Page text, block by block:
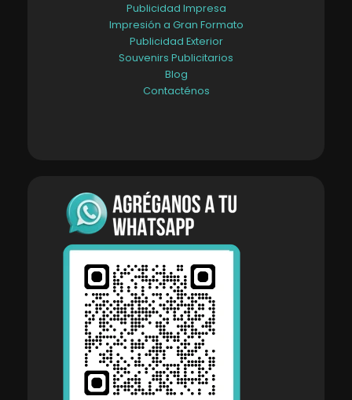
Publicidad Impresa
Impresión a Gran Formato
Publicidad Exterior
Souvenirs Publicitarios
Blog
Contacténos